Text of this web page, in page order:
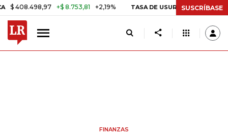
+$ 8.753,81 +2,19% TASA DE USURA CRÉDITO CONSUMO
SUSCRÍBASE
FINANZAS